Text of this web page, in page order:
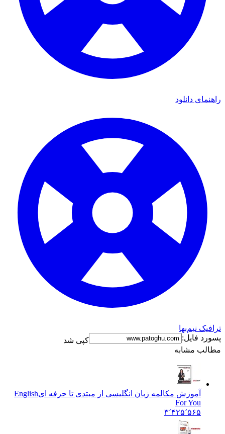
راهنمای دانلود
ترافیک نیم‌بها
پسورد فایل:
کپی شد
مطالب مشابه
آموزش مکالمه زبان انگلیسی از مبتدی تا حرفه ایEnglish
For You
۳٬۴۲۵٬۵۶۵